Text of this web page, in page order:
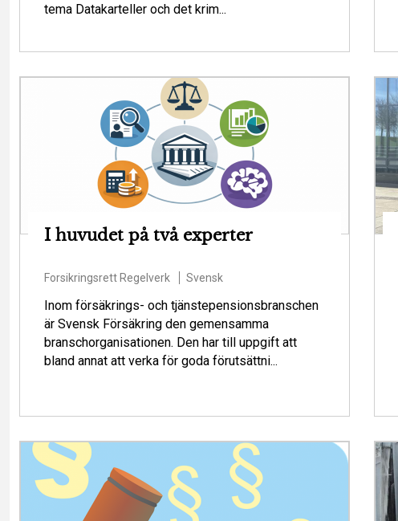
tema Datakarteller och det krim...
I huvudet på två experter
Forsikringsrett Regelverk Svensk
Inom försäkrings- och tjänstepensionsbranschen
är Svensk Försäkring den gemensamma
branschorganisationen. Den har till uppgift att
bland annat att verka för goda förutsättni...